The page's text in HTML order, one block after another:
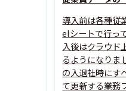
導入前は各種従
elシートで行っ
入後はクラウド
るようになりま
の入退社時にす
て更新する業務